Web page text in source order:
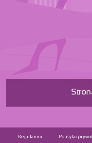
Regulamin Polityka